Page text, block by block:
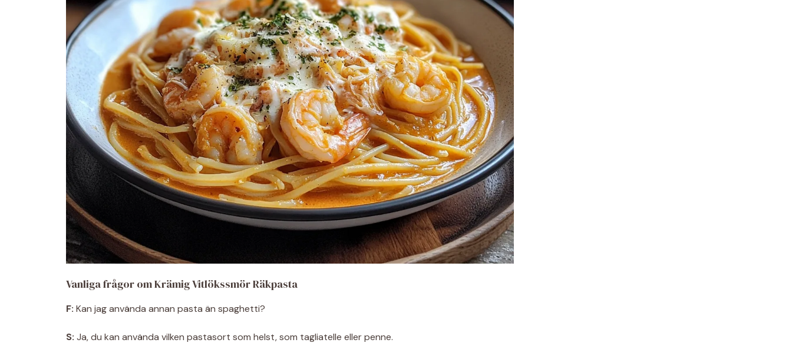
Vanliga frågor om Krämig Vitlökssmör Räkpasta
F: Kan jag använda annan pasta än spaghetti?
S: Ja, du kan använda vilken pastasort som helst, som tagliatelle eller penne.